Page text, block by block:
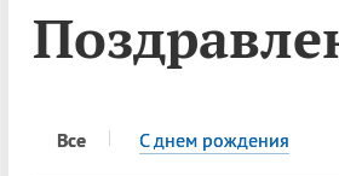
Все C днем рождения